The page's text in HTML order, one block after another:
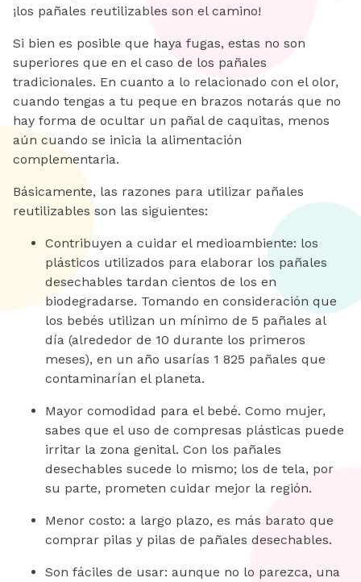
¡los pañales reutilizables son el camino!
Si bien es posible que haya fugas, estas no son
superiores que en el caso de los pañales
tradicionales. En cuanto a lo relacionado con el olor,
cuando tengas a tu peque en brazos notarás que no
hay forma de ocultar un pañal de caquitas, menos
aún cuando se inicia la alimentación
complementaria.
Básicamente, las razones para utilizar pañales
reutilizables son las siguientes:
Contribuyen a cuidar el medioambiente: los
plásticos utilizados para elaborar los pañales
desechables tardan cientos de los en
biodegradarse. Tomando en consideración que
los bebés utilizan un mínimo de 5 pañales al
día (alrededor de 10 durante los primeros
meses), en un año usarías 1 825 pañales que
contaminarían el planeta.
Mayor comodidad para el bebé. Como mujer,
sabes que el uso de compresas plásticas puede
irritar la zona genital. Con los pañales
desechables sucede lo mismo; los de tela, por
su parte, prometen cuidar mejor la región.
Menor costo: a largo plazo, es más barato que
comprar pilas y pilas de pañales desechables.
Son fáciles de usar: aunque no lo parezca, una